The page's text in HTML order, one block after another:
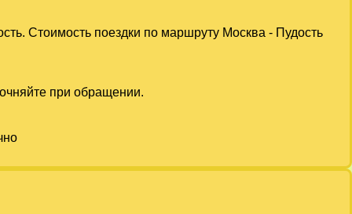
Стоимость поездки по маршруту Москва - Пудость
при обращении.